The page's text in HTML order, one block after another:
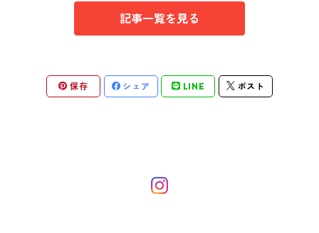
記事一覧を見る
保存 シェア LINE ポスト